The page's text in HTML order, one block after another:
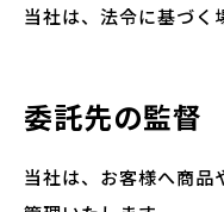
当社は、法令に基づく
委託先の監督
当社は、お客様へ商品